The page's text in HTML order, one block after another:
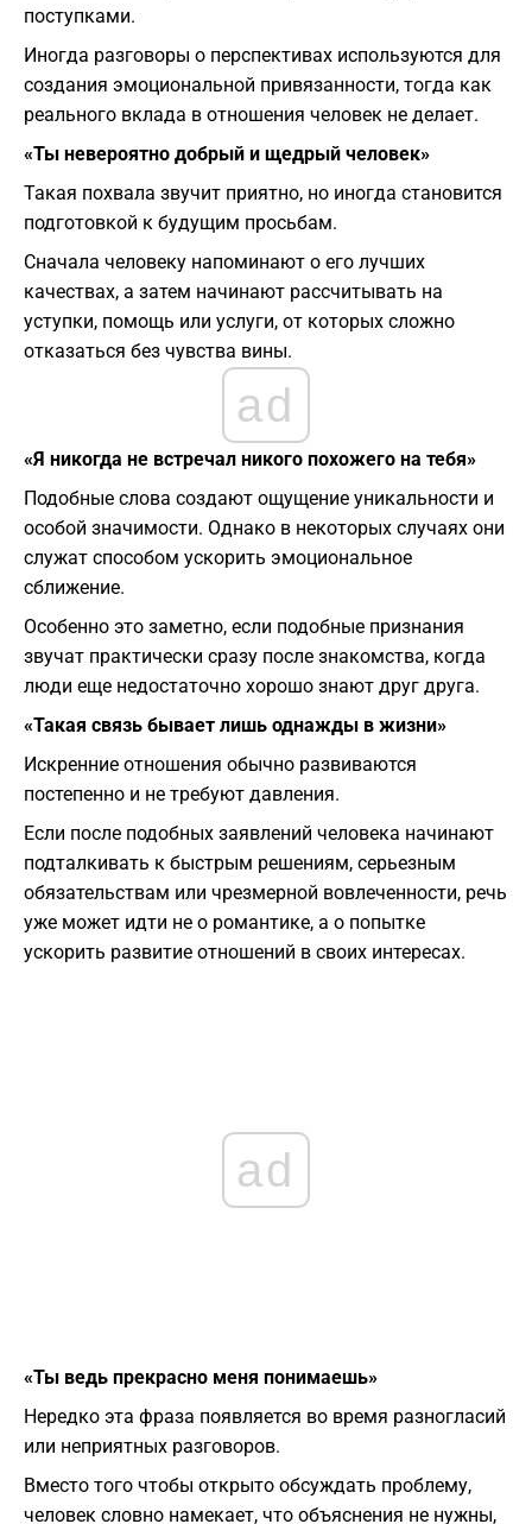
поступками.
Иногда разговоры о перспективах используются для
создания эмоциональной привязанности, тогда как
реального вклада в отношения человек не делает.
«Ты невероятно добрый и щедрый человек»
Такая похвала звучит приятно, но иногда становится
подготовкой к будущим просьбам.
Сначала человеку напоминают о его лучших
качествах, а затем начинают рассчитывать на
уступки, помощь или услуги, от которых сложно
отказаться без чувства вины.
ad
«Я никогда не встречал никого похожего на тебя»
Подобные слова создают ощущение уникальности и
особой значимости. Однако в некоторых случаях они
служат способом ускорить эмоциональное
сближение.
Особенно это заметно, если подобные признания
звучат практически сразу после знакомства, когда
люди еще недостаточно хорошо знают друг друга.
«Такая связь бывает лишь однажды в жизни»
Искренние отношения обычно развиваются
постепенно и не требуют давления.
Если после подобных заявлений человека начинают
подталкивать к быстрым решениям, серьезным
обязательствам или чрезмерной вовлеченности, речь
уже может идти не о романтике, а о попытке
ускорить развитие отношений в своих интересах.
ad
«Ты ведь прекрасно меня понимаешь»
Нередко эта фраза появляется во время разногласий
или неприятных разговоров.
Вместо того чтобы открыто обсуждать проблему,
человек словно намекает, что объяснения не нужны,